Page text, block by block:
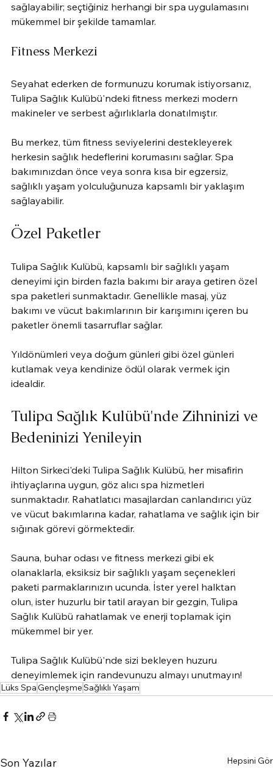
sağlayabilir; seçtiğiniz herhangi bir spa uygulamasını
mükemmel bir şekilde tamamlar.
Fitness Merkezi
Seyahat ederken de formunuzu korumak istiyorsanız,
Tulipa Sağlık Kulübü'ndeki fitness merkezi modern
makineler ve serbest ağırlıklarla donatılmıştır.
Bu merkez, tüm fitness seviyelerini destekleyerek
herkesin sağlık hedeflerini korumasını sağlar. Spa
bakımınızdan önce veya sonra kısa bir egzersiz,
sağlıklı yaşam yolculuğunuza kapsamlı bir yaklaşım
sağlayabilir.
Özel Paketler
Tulipa Sağlık Kulübü, kapsamlı bir sağlıklı yaşam
deneyimi için birden fazla bakımı bir araya getiren özel
spa paketleri sunmaktadır. Genellikle masaj, yüz
bakımı ve vücut bakımlarının bir karışımını içeren bu
paketler önemli tasarruflar sağlar.
Yıldönümleri veya doğum günleri gibi özel günleri
kutlamak veya kendinize ödül olarak vermek için
idealdir.
Tulipa Sağlık Kulübü'nde Zihninizi ve
Bedeninizi Yenileyin
Hilton Sirkeci'deki Tulipa Sağlık Kulübü, her misafirin
ihtiyaçlarına uygun, göz alıcı spa hizmetleri
sunmaktadır. Rahatlatıcı masajlardan canlandırıcı yüz
ve vücut bakımlarına kadar, rahatlama ve sağlık için bir
sığınak görevi görmektedir.
Sauna, buhar odası ve fitness merkezi gibi ek
olanaklarla, eksiksiz bir sağlıklı yaşam seçenekleri
paketi parmaklarınızın ucunda. İster yerel halktan
olun, ister huzurlu bir tatil arayan bir gezgin, Tulipa
Sağlık Kulübü rahatlamak ve enerji toplamak için
mükemmel bir yer.
Tulipa Sağlık Kulübü'nde sizi bekleyen huzuru
deneyimlemek için randevunuzu almayı unutmayın!
Lüks SpaGençleşmeSağlıklı Yaşam
Son Yazılar Hepsini Gör